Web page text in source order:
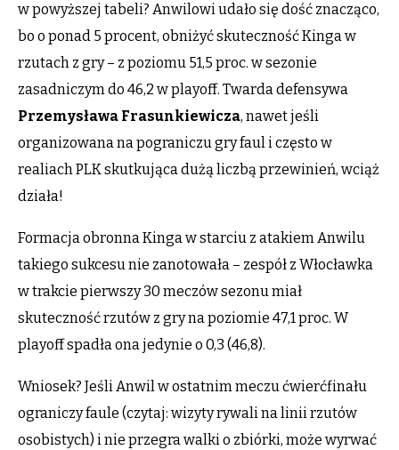
w powyższej tabeli? Anwilowi udało się dość znacząco,
bo o ponad 5 procent, obniżyć skuteczność Kinga w
rzutach z gry – z poziomu 51,5 proc. w sezonie
zasadniczym do 46,2 w playoff. Twarda defensywa
Przemysława Frasunkiewicza, nawet jeśli
organizowana na pograniczu gry faul i często w
realiach PLK skutkująca dużą liczbą przewinień, wciąż
działa!
Formacja obronna Kinga w starciu z atakiem Anwilu
takiego sukcesu nie zanotowała – zespół z Włocławka
w trakcie pierwszy 30 meczów sezonu miał
skuteczność rzutów z gry na poziomie 47,1 proc. W
playoff spadła ona jedynie o 0,3 (46,8).
Wniosek? Jeśli Anwil w ostatnim meczu ćwierćfinału
ograniczy faule (czytaj: wizyty rywali na linii rzutów
osobistych) i nie przegra walki o zbiórki, może wyrwać